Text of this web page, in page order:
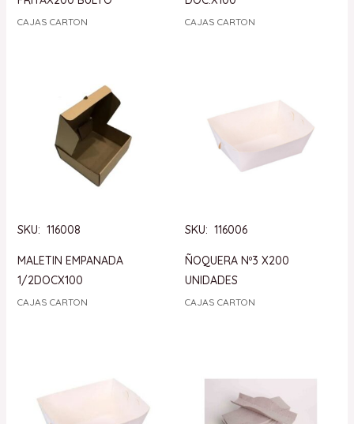
CAJAS CARTON CAJAS CARTON
SKU: 116008
MALETIN EMPANADA
1/2DOCX100
CAJAS CARTON
SKU: 116006
ÑOQUERA Nº3 X200
UNIDADES
CAJAS CARTON